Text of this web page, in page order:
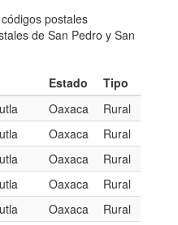
postales
de San Pedro y San
Estado
Tipo
Oaxaca
Rural
Oaxaca
Rural
Oaxaca
Rural
Oaxaca
Rural
Oaxaca
Rural